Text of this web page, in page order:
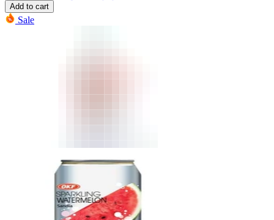
Add to cart
Sale